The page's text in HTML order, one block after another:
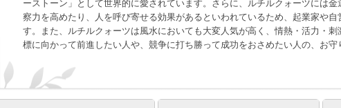
ーストーン」として世界的に愛されています。さらに、ルチルクォーツには
察力を高めたり、人を呼び寄せる効果があるといわれているため、起業家や
す。また、ルチルクォーツは風水においても大変人気が高く、情熱・活力・刺
標に向かって前進したい人や、競争に打ち勝って成功をおさめたい人の、お守